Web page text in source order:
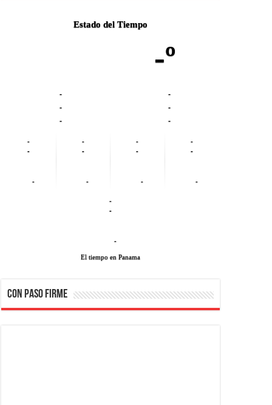
Estado del Tiempo
-º
-
-
-
-
-
-
-
-
-
-
-
-
-
-
-
-
-
-
-
-
-
El tiempo en Panama
CON PASO FIRME